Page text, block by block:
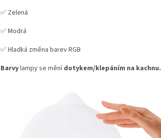
✅ Zelená
✅ Modrá
✅ Hladká změna barev RGB
Barvylampy se měnídotykem/klepáním na kachnu.